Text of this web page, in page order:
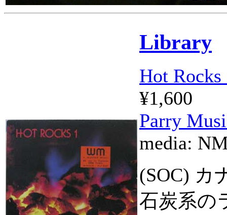
Library
Hot Rocks
¥1,600
Parry
media:
(SOC) カ
石炭系の